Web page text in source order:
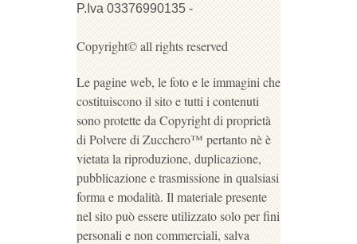
P.Iva 03376990135 -
Copyright© all rights reserved
Le pagine web, le foto e le immagini che
costituiscono il sito e tutti i contenuti
sono protette da Copyright di proprietà
di Polvere di Zucchero™ pertanto nè è
vietata la riproduzione, duplicazione,
pubblicazione e trasmissione in qualsiasi
forma e modalità. Il materiale presente
nel sito può essere utilizzato solo per fini
personali e non commerciali, salva